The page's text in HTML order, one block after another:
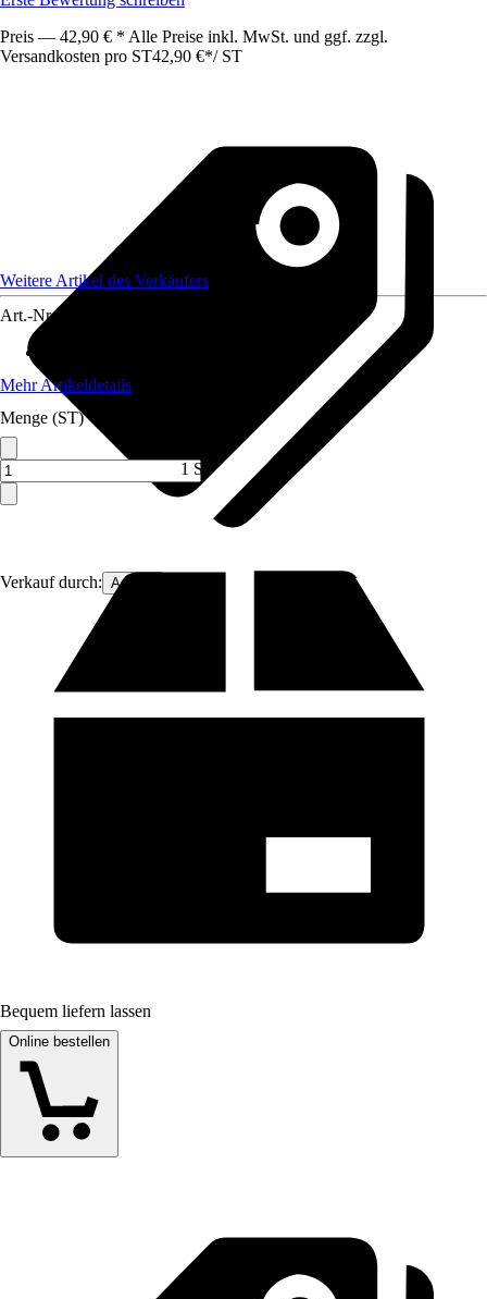
Preis — 42,90 € * Alle Preise inkl. MwSt. und ggf. zzgl.
Versandkosten pro ST42,90 €*/ ST
Verkauf durch: Aosom
Weitere Artikel des Verkäufers
Art.-Nr.
Mehr Artikeldetails
Menge (ST)
1 ST
Bequem liefern lassen
Online bestellen